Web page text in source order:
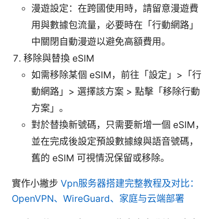
漫遊設定：在跨國使用時，請留意漫遊費
用與數據包流量，必要時在「行動網路」
中關閉自動漫遊以避免高額費用。
移除與替換 eSIM
如需移除某個 eSIM，前往「設定」>「行
動網路」> 選擇該方案 > 點擊「移除行動
方案」。
對於替換新號碼，只需要新增一個 eSIM，
並在完成後設定預設數據線與語音號碼，
舊的 eSIM 可視情況保留或移除。
實作小撇步 Vpn服务器搭建完整教程及对比：
OpenVPN、WireGuard、家庭与云端部署